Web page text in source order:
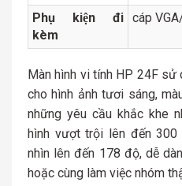
Phụ kiện đi
kèm
cáp
Màn hình vi tính HP 24F
cho hình ảnh tươi sáng,
những yêu cầu khắc khe
hình vượt trội lên đến
nhìn lên đến 178 độ, dễ
hoặc cùng làm việc nhóm